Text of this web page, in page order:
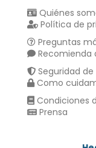
Quiénes
Política de
Preguntas
Recomienda
Seguridad
Como
Condiciones
Prensa